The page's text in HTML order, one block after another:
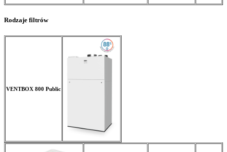
Rodzaje filtrów
VENTBOX 800 Public